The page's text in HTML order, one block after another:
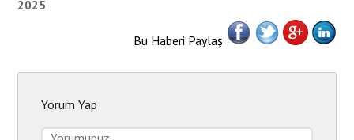
2025
Bu Haberi Paylaş
Yorum Yap